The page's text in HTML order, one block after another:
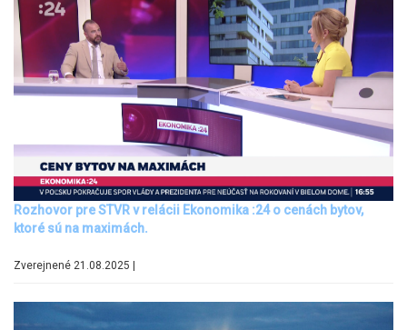
Rozhovor pre STVR v relácii Ekonomika :24 o cenách bytov,
ktoré sú na maximách.
Zverejnené 21.08.2025 |